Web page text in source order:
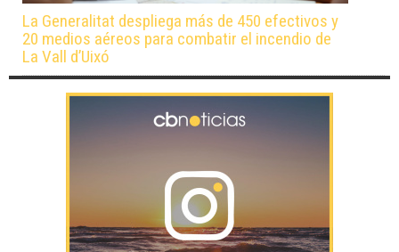
La Generalitat despliega más de 450 efectivos y
20 medios aéreos para combatir el incendio de
La Vall d’Uixó